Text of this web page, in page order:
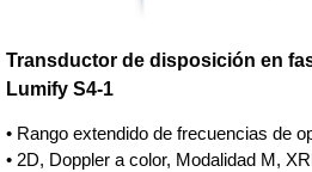
Transductor de disposición en
Lumify S4-1
• Rango extendido de frecuencias de
• 2D, Doppler a color, Modalidad M,